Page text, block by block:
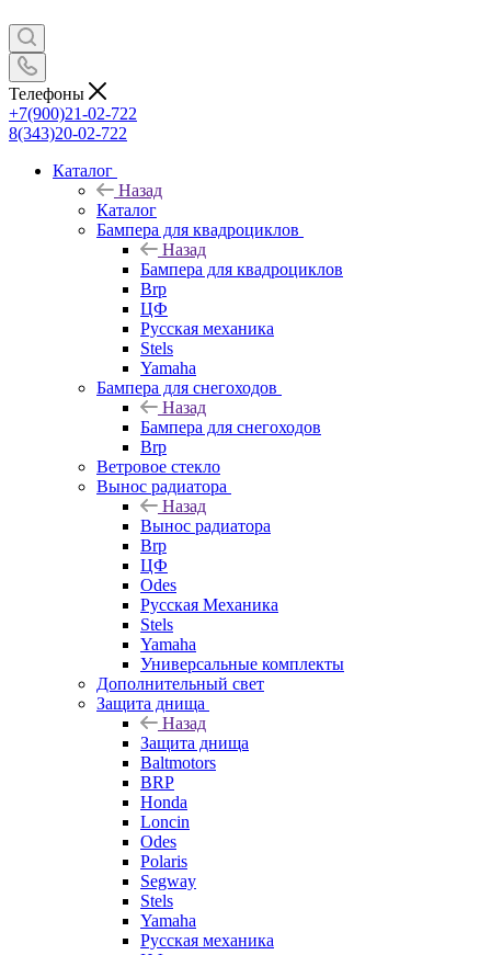
Телефоны
+7(900)21-02-722
8(343)20-02-722
Каталог
Назад
Каталог
Бампера для квадроциклов
Назад
Бампера для квадроциклов
Brp
ЦФ
Русская механика
Stels
Yamaha
Бампера для снегоходов
Назад
Бампера для снегоходов
Brp
Ветровое стекло
Вынос радиатора
Назад
Вынос радиатора
Brp
ЦФ
Odes
Русская Механика
Stels
Yamaha
Универсальные комплекты
Дополнительный свет
Защита днища
Назад
Защита днища
Baltmotors
BRP
Honda
Loncin
Odes
Polaris
Segway
Stels
Yamaha
Русская механика